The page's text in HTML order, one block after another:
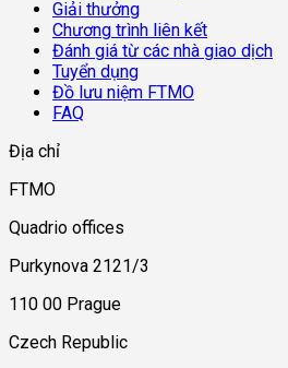
Giải thưởng
Chương trình liên kết
Đánh giá từ các nhà giao dịch
Tuyển dụng
Đồ lưu niệm FTMO
FAQ
Địa chỉ
FTMO
Quadrio offices
Purkynova 2121/3
110 00 Prague
Czech Republic